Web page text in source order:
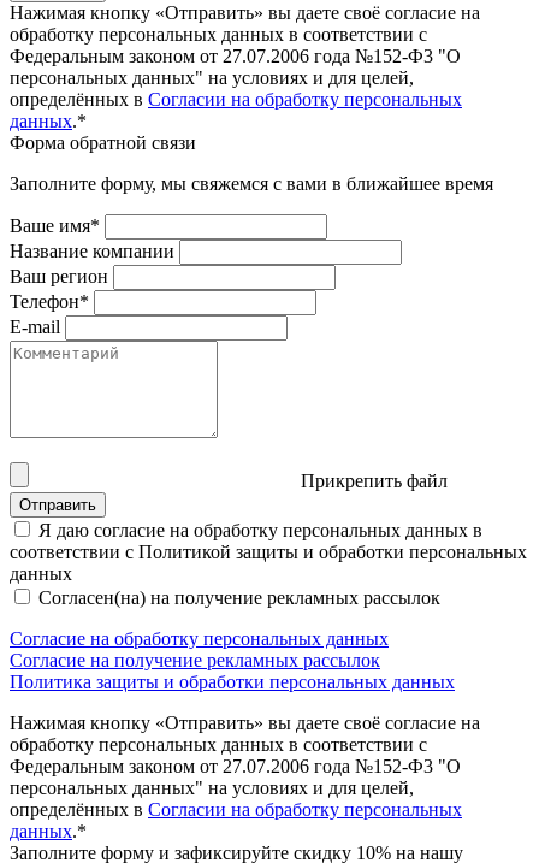
Нажимая кнопку «Отправить» вы даете своё согласие на
обработку персональных данных в соответствии с
Федеральным законом от 27.07.2006 года №152-Ф3 "О
персональных данных" на условиях и для целей,
определённых в Согласии на обработку персональных
данных.*
Форма обратной связи
Заполните форму, мы свяжемся с вами в ближайшее время
Ваше имя*
Название компании
Ваш регион
Телефон*
E-mail
Прикрепить файл
Отправить
Я даю согласие на обработку персональных данных в
соответствии с Политикой защиты и обработки персональных
данных
Согласен(на) на получение рекламных рассылок
Согласие на обработку персональных данных
Согласие на получение рекламных рассылок
Политика защиты и обработки персональных данных
Нажимая кнопку «Отправить» вы даете своё согласие на
обработку персональных данных в соответствии с
Федеральным законом от 27.07.2006 года №152-Ф3 "О
персональных данных" на условиях и для целей,
определённых в Согласии на обработку персональных
данных.*
Заполните форму и зафиксируйте скидку 10% на нашу